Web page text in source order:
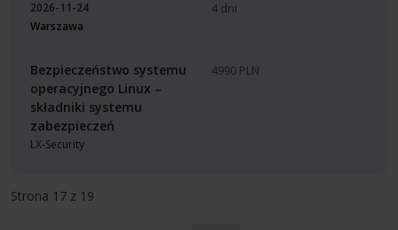
2026-11-24
Warszawa
Bezpieczeństwo systemu
operacyjnego Linux –
składniki systemu
zabezpieczeń
LX-Security
4 dni
4990 PLN
Strona 17 z 19